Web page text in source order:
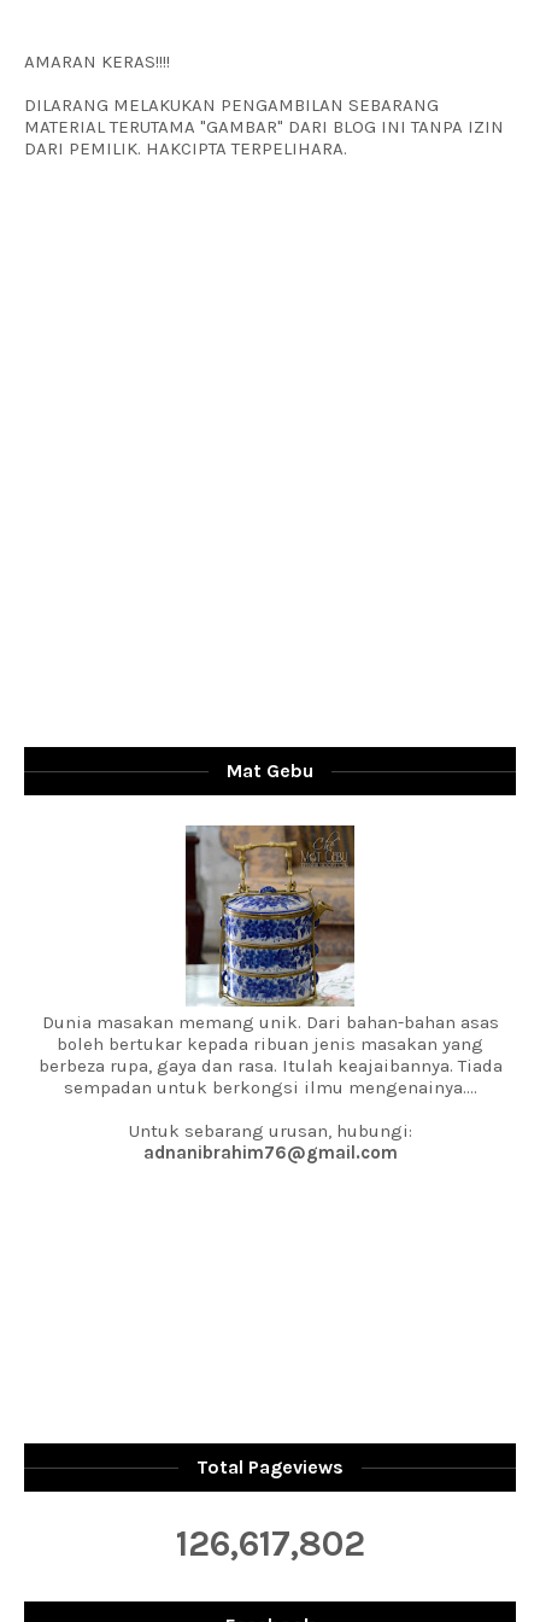
AMARAN KERAS!!!!
DILARANG MELAKUKAN PENGAMBILAN SEBARANG
MATERIAL TERUTAMA "GAMBAR" DARI BLOG INI TANPA IZIN
DARI PEMILIK. HAKCIPTA TERPELIHARA.
Mat Gebu
Dunia masakan memang unik. Dari bahan-bahan asas
boleh bertukar kepada ribuan jenis masakan yang
berbeza rupa, gaya dan rasa. Itulah keajaibannya. Tiada
sempadan untuk berkongsi ilmu mengenainya....
Untuk sebarang urusan, hubungi:
adnanibrahim76@gmail.com
Total Pageviews
126,617,802